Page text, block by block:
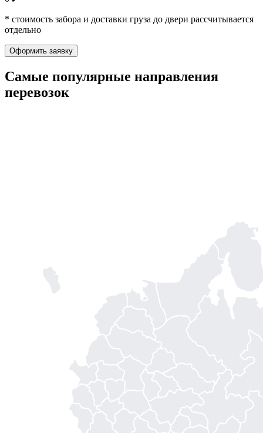
* стоимость забора и доставки груза до двери рассчитывается
отдельно
Оформить заявку
Самые популярные направления
перевозок